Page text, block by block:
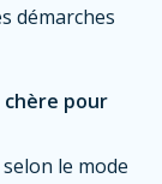
démarches
pour
le mode